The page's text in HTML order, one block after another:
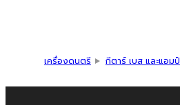
เครื่องดนตรี กีตาร์ เบส และแอมป์